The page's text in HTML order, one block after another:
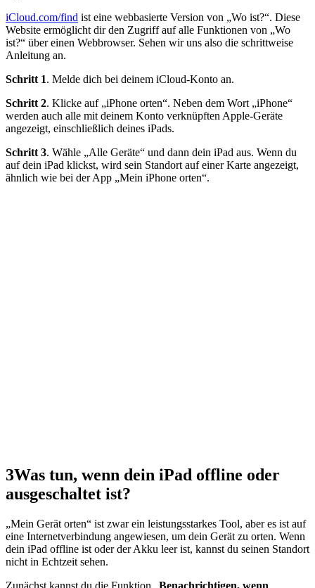
iCloud.com/find ist eine webbasierte Version von „Wo ist?“. Diese
Website ermöglicht dir den Zugriff auf alle Funktionen von „Wo
ist?“ über einen Webbrowser. Sehen wir uns also die schrittweise
Anleitung an.
Schritt 1. Melde dich bei deinem iCloud-Konto an.
Schritt 2. Klicke auf „iPhone orten“. Neben dem Wort „iPhone“
werden auch alle mit deinem Konto verknüpften Apple-Geräte
angezeigt, einschließlich deines iPads.
Schritt 3. Wähle „Alle Geräte“ und dann dein iPad aus. Wenn du
auf dein iPad klickst, wird sein Standort auf einer Karte angezeigt,
ähnlich wie bei der App „Mein iPhone orten“.
3Was tun, wenn dein iPad offline oder
ausgeschaltet ist?
„Mein Gerät orten“ ist zwar ein leistungsstarkes Tool, aber es ist auf
eine Internetverbindung angewiesen, um dein Gerät zu orten. Wenn
dein iPad offline ist oder der Akku leer ist, kannst du seinen Standort
nicht in Echtzeit sehen.